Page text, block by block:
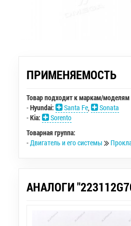
ПРИМЕНЯЕМОСТЬ
Товар подходит к маркам/моделям
-Hyundai: Santa Fe,
Sonata
-Kia:
Sorento
Товарная группа:
-Двигатель и его системы
АНАЛОГИ